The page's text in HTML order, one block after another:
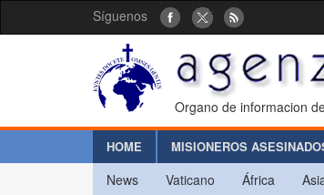
Síguenos
Organo de informacion
HOME MISIONEROS
News Vaticano África